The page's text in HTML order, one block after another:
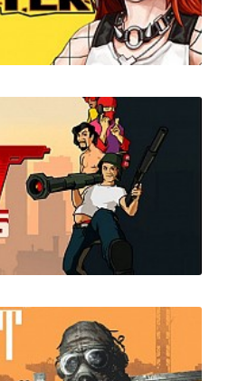
Racing Championship
Abandoned Children